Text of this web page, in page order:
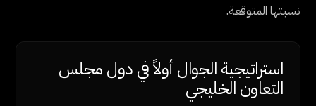
نسبتها المتوقعة.
استراتيجية الجوال أولاً في دول مجلس
التعاون الخليجي